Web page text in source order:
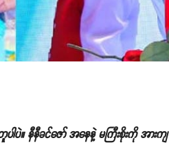
။ နီနီခင်ဇော် အနေနဲ့ မကြီးစိုးကို အားကျ